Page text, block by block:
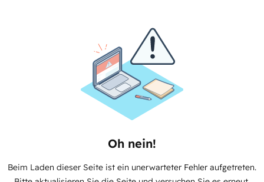
Oh nein!
Beim Laden dieser Seite ist ein unerwarteter Fehler aufgetreten.